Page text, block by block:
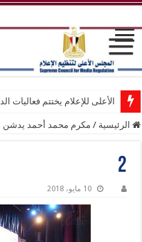
الأعلى للإعلام يختتم فعاليات
الرئيسية / مكرم محمد أحمد يدشن
2
10 مايو، 2018